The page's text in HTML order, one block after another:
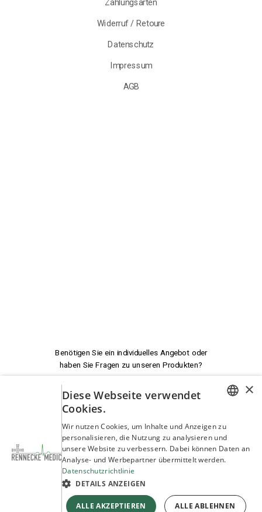
Versand & Lieferung
Zahlungsarten
Widerruf / Retoure
Datenschutz
Benötigen Sie ein individuelles Angebot oder
haben Sie Fragen zu unseren Produkten?
Wir beraten Sie!
service@rennecke-medic.com
ENGLISH
×
Diese Webseite verwendet
Cookies.
Wir nutzen Cookies, um Inhalte und Anzeigen zu
personalisieren, die Nutzung zu analysieren und
unsere Website zu verbessern. Dabei können Daten an
Analyse- und Werbepartner übermittelt werden.
Datenschutzrichtlinie
DETAILS ANZEIGEN
ALLE AKZEPTIEREN ALLE ABLEHNEN